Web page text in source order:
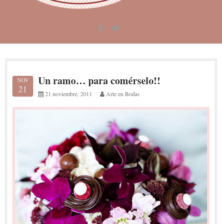
NOV
21
Un ramo… para comérselo!!
21 noviembre, 2011 Arte en Bodas